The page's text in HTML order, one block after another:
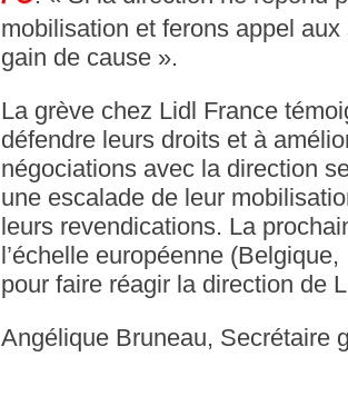
mobilisation et ferons appel
gain de cause ».
La grève chez Lidl France
défendre leurs droits et à
négociations avec la direction
une escalade de leur
leurs revendications. La
l’échelle européenne
pour faire réagir la direction de
Angélique Bruneau, Secrétaire